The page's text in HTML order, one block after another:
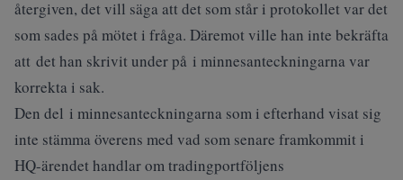
återgiven, det vill säga att det som står i protokollet var det
som sades på mötet i fråga. Däremot ville han inte bekräfta
att det han skrivit under på i minnesanteckningarna var
korrekta i sak.
Den del i minnesanteckningarna som i efterhand visat sig
inte stämma överens med vad som senare framkommit i
HQ-ärendet handlar om tradingportföljens